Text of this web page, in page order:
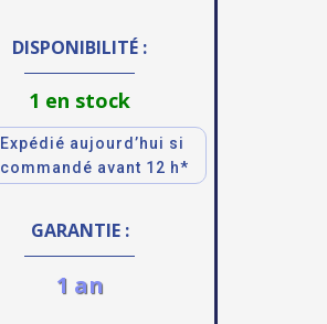
DISPONIBILITÉ :
1 en stock
Expédié aujourd’hui si
commandé avant 12 h*
GARANTIE :
1 an